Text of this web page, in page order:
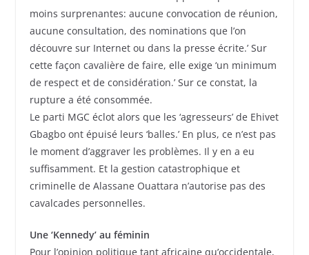
moins surprenantes: aucune convocation de réunion,
aucune consultation, des nominations que l’on
découvre sur Internet ou dans la presse écrite.’ Sur
cette façon cavalière de faire, elle exige ‘un minimum
de respect et de considération.’ Sur ce constat, la
rupture a été consommée.
Le parti MGC éclot alors que les ‘agresseurs’ de Ehivet
Gbagbo ont épuisé leurs ‘balles.’ En plus, ce n’est pas
le moment d’aggraver les problèmes. Il y en a eu
suffisamment. Et la gestion catastrophique et
criminelle de Alassane Ouattara n’autorise pas des
cavalcades personnelles.
Une ‘Kennedy’ au féminin
Pour l’opinion politique tant africaine qu’occidentale,